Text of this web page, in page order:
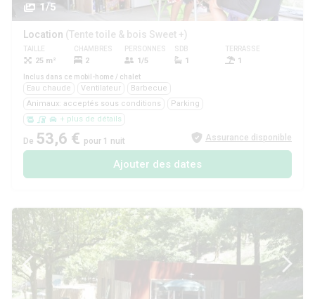
1/5
Location (Tente toile & bois Sweet +)
TAILLE
25 m²
CHAMBRES
2
PERSONNES
1/5
SDB
1
TERRASSE
1
Inclus dans ce mobil-home / chalet
Eau chaude Ventilateur
Barbecue
Animaux: acceptés sous conditions
Parking
+ plus de détails
De 53,6 € pour 1 nuit Assurance disponible
Ajouter des dates